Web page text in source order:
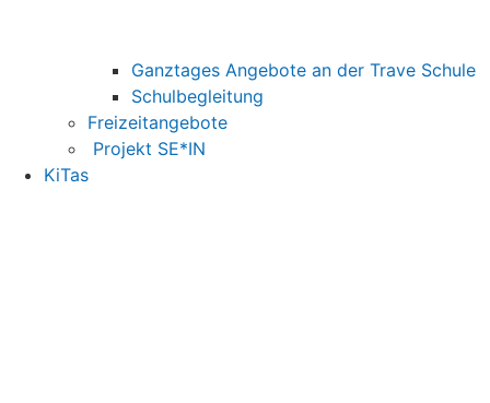
Ganztages Angebote an der Trave Schule
Schulbegleitung
Freizeitangebote
Projekt SE*IN
KiTas